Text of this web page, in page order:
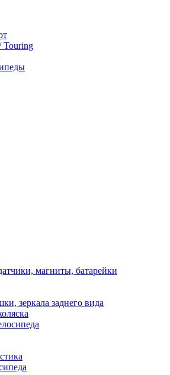
Touring
магниты, батарейки
зеркала заднего вида